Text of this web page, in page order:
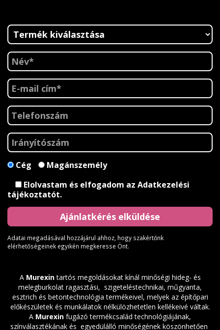
Cég
Magánszemély
Elolvastam és elfogadom az Adatkezelési
tájékoztatót.
Adatai megadásával hozzájárul ahhoz, hogy szakértőnk
elérhetőségeinek egyikén megkeresse Önt.
A Murexintartós megoldásokat kínál minőségi hideg- és
melegburkolat ragasztási, szigeteléstechnikai, műgyanta,
esztrich és betontechnológia termékeivel, melyek az építőpari
előkészületek és munkálatok nélkülözhetetlen kellékeivé váltak.
A Murexin fugázó termékcsalád technológiájának,
színválasztékának és egyedülálló minőségének köszönhetően